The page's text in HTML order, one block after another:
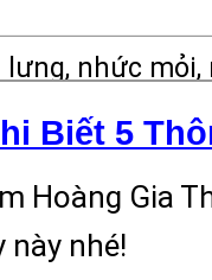
nhức mỏi,
Biết 5
Hoàng Gia
này nhé!